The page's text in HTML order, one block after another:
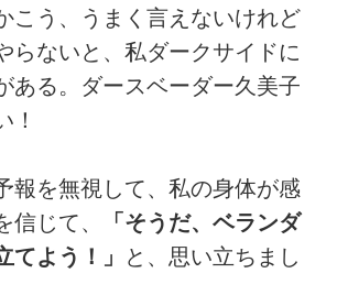
こう、うまく言えないけれど
らないと、私ダークサイドに
ある。ダースベーダー久美子
！
報を無視して、私の身体が感
信じて、
「そうだ、ベランダ
てよう！」
と、思い立ちまし